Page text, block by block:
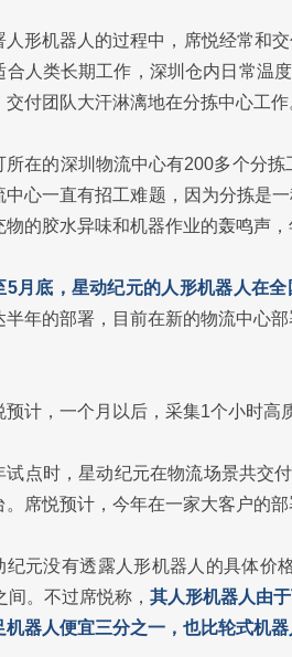
人形机器人的过程中，席悦经常和
合人类长期工作，深圳仓内日常温
交付团队大汗淋漓地在分拣中心工作
所在的深圳物流中心有200多个分
中心一直有招工难题，因为分拣是
物的胶水异味和机器作业的轰鸣声
5月底，星动纪元的人形机器人在
半年的部署，目前在新的物流中心
预计，一个月以后，采集1个小时高
试点时，星动纪元在物流场景共交
。席悦预计，今年在一家大客户的
纪元没有透露人形机器人的具体价
间。不过席悦称， 其人形机器人由
机器人便宜三分之一，也比轮式机